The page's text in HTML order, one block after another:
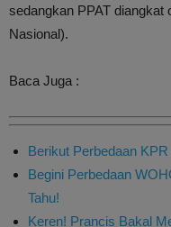
sedangkan PPAT diangkat
Nasional).
Baca Juga :
Berikut Perbedaan
Begini Perbedaan
Tahu!
Keren! Prancis Bakal